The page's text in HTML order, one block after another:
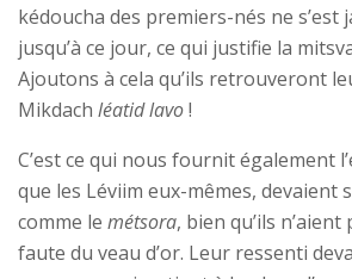
kédoucha des premiers-nés ne s’est
jusqu’à ce jour, ce qui justifie la
Ajoutons à cela qu’ils retrouveront
Mikdach léatid lavo!
C’est ce qui nous fournit également
que les Léviim eux-mêmes, devaient
comme le métsora, bien qu’ils
faute du veau d’or. Leur ressenti